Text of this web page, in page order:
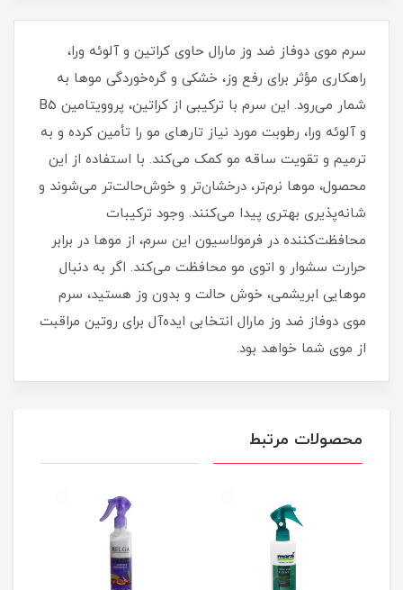
سرم موی دوفاز ضد وز مارال حاوی کراتین و آلوئه ورا،
راهکاری مؤثر برای رفع وز، خشکی و گره‌خوردگی موها به
شمار می‌رود. این سرم با ترکیبی از کراتین، پروویتامین B5
و آلوئه ورا، رطوبت مورد نیاز تارهای مو را تأمین کرده و به
ترمیم و تقویت ساقه مو کمک می‌کند. با استفاده از این
محصول، موها نرم‌تر، درخشان‌تر و خوش‌حالت‌تر می‌شوند و
شانه‌پذیری بهتری پیدا می‌کنند. وجود ترکیبات
محافظت‌کننده در فرمولاسیون این سرم، از موها در برابر
حرارت سشوار و اتوی مو محافظت می‌کند. اگر به دنبال
موهایی ابریشمی، خوش‌ حالت و بدون وز هستید، سرم
موی دوفاز ضد وز مارال انتخابی ایده‌آل برای روتین مراقبت
از موی شما خواهد بود.
محصولات مرتبط